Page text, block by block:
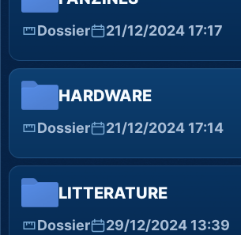
Dossier 21/12/2024 17:17
HARDWARE
Dossier 21/12/2024 17:14
LITTERATURE
Dossier 29/12/2024 13:39